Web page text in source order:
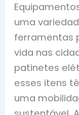
uma
ferramentas
vida nas
patinetes
esses itens
uma